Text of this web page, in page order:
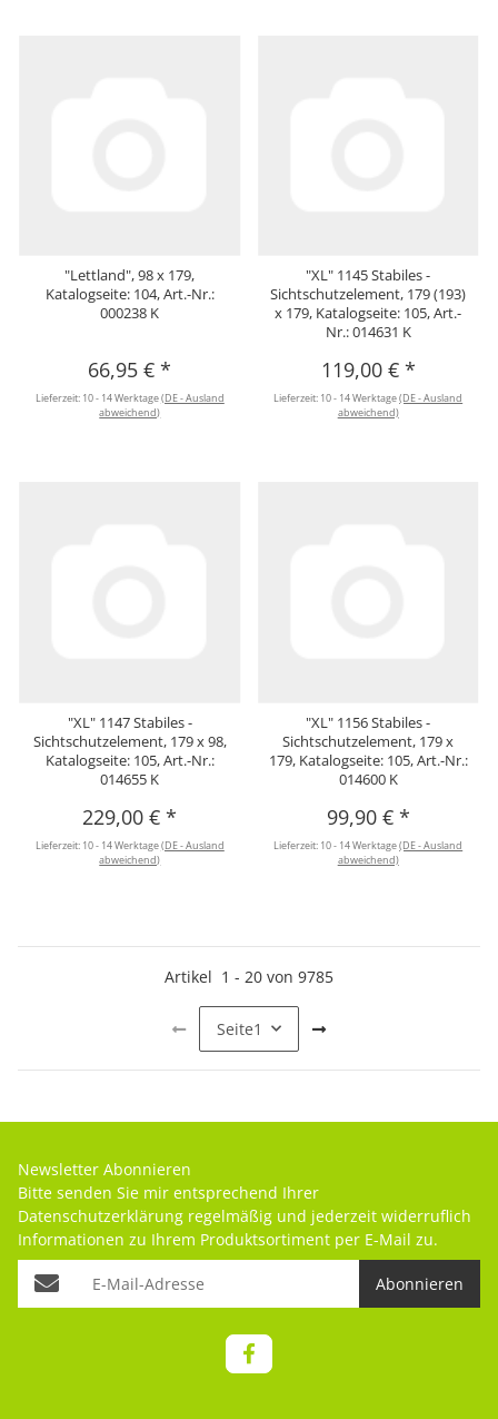
"Lettland", 98 x 179,
Katalogseite: 104, Art.-Nr.:
000238 K
66,95 €*
Lieferzeit: 10 - 14 Werktage(DE - Ausland
abweichend)
"XL" 1145 Stabiles -
Sichtschutzelement, 179 (193)
x 179, Katalogseite: 105, Art.-
Nr.: 014631 K
119,00 € *
Lieferzeit: 10 - 14 Werktage(DE - Ausland
abweichend)
"XL" 1147 Stabiles -
Sichtschutzelement, 179 x 98,
Katalogseite: 105, Art.-Nr.:
014655 K
229,00 €*
Lieferzeit: 10 - 14 Werktage(DE - Ausland
abweichend)
"XL" 1156 Stabiles -
Sichtschutzelement, 179 x
179, Katalogseite: 105, Art.-Nr.:
014600 K
99,90 € *
Lieferzeit: 10 - 14 Werktage(DE - Ausland
abweichend)
Artikel 1 - 20 von 9785
Seite1
Newsletter Abonnieren
Bitte senden Sie mir entsprechend Ihrer
Datenschutzerklärung regelmäßig und jederzeit widerruflich
Informationen zu Ihrem Produktsortiment per E-Mail zu.
Abonnieren